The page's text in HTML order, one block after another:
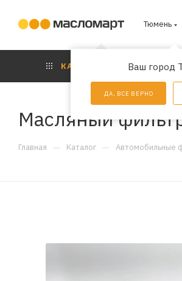
Тюмень
Ваш город
ДА, ВСЕ ВЕРНО
КАТАЛОГ
Масляный
Главная — Каталог — Автомобильные